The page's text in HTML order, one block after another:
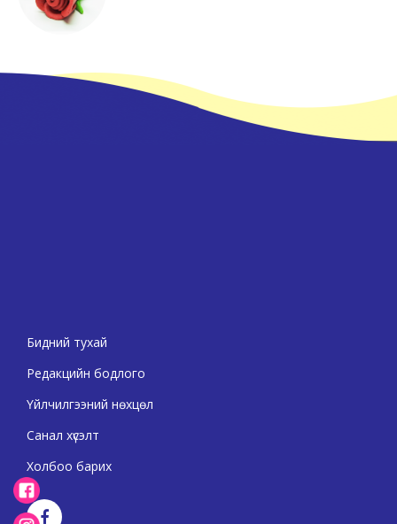
Бидний тухай
Редакцийн бодлого
Үйлчилгээний нөхцөл
Санал хүсэлт
Холбоо барих